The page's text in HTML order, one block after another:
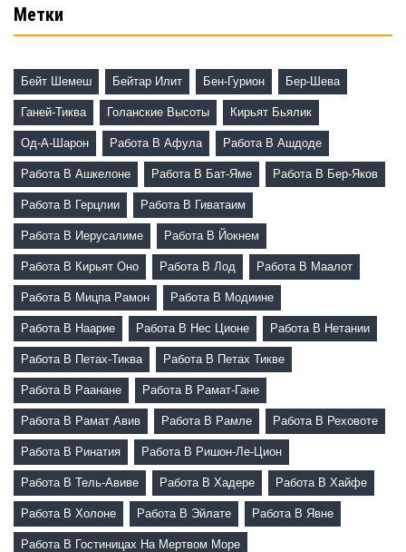
Метки
Бейт Шемеш Бейтар Илит Бен-Гурион Бер-Шева
Ганей-Тиква Голанские Высоты Кирьят Бьялик
Од-А-Шарон Работа В Афула Работа В Ашдоде
Работа В Ашкелоне Работа В Бат-Яме Работа В Бер-Яков
Работа В Герцлии Работа В Гиватаим
Работа В Иерусалиме Работа В Йокнем
Работа В Кирьят Оно Работа В Лод Работа В Маалот
Работа В Мицпа Рамон Работа В Модиине
Работа В Наарие Работа В Нес Ционе Работа В Нетании
Работа В Петах-Тиква Работа В Петах Тикве
Работа В Раанане Работа В Рамат-Гане
Работа В Рамат Авив Работа В Рамле Работа В Реховоте
Работа В Ринатия Работа В Ришон-Ле-Цион
Работа В Тель-Авиве Работа В Хадере Работа В Хайфе
Работа В Холоне Работа В Эйлате Работа В Явне
Работа В Гостиницах На Мертвом Море